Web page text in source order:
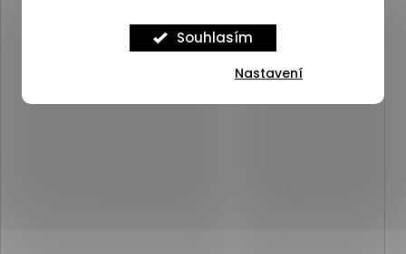
Souhlasím
Nastavení